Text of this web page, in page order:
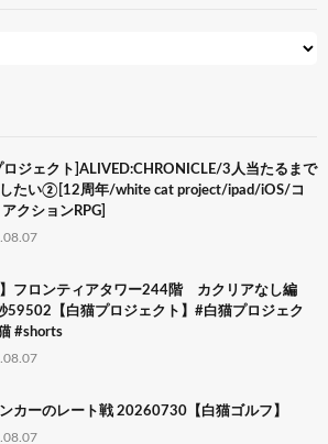
ロジェクト]ALIVED:CHRONICLE/3人当たるまで
たい②[12周年/white cat project/ipad/iOS/コ
クションRPG]
】フロンティアタワー244階 カクリアなし編
【白猫プロジェクト】#白猫プロジェク
#shorts
ンカーのレート戦 20260730【白猫ゴルフ】